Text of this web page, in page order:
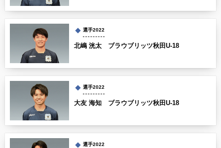
選手2022
北嶋 洸太 ブラウブリッツ秋田U-18
選手2022
大友 海知 ブラウブリッツ秋田U-18
選手2022